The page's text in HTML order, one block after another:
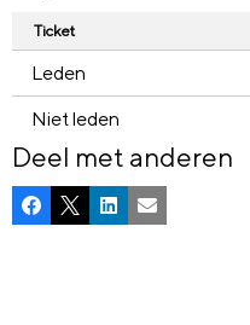
Ticket
Leden
Niet leden
Deel met anderen
Facebook
X LinkedInE-mail